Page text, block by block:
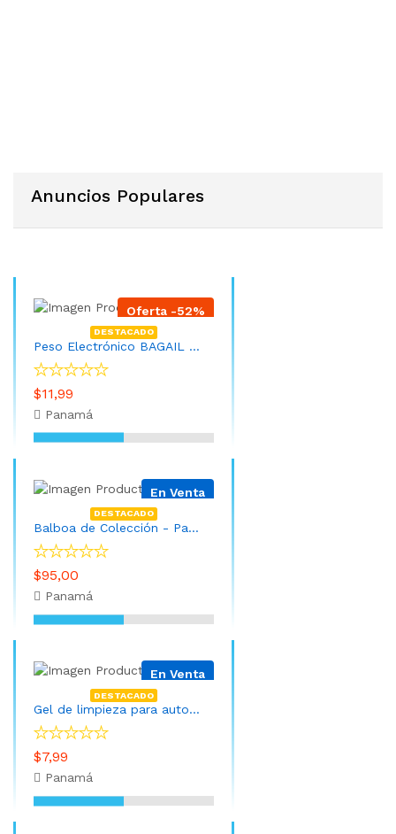
Anuncios Populares
Oferta -52%
DESTACADO
Peso Electrónico BAGAIL - Báscula digital de cocina de acero inoxidable de alta calidad, peso de gramos y onzas para hornear y cocinar
$11,99
Panamá
En Venta
DESTACADO
Balboa de Colección - Panamá año 1982
$95,00
Panamá
En Venta
DESTACADO
Gel de limpieza para automóvil
$7,99
Panamá